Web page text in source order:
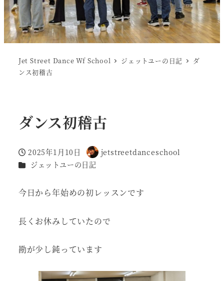
Jet Street Dance Wf School ジェットユーの日記
ダ
ンス初稽古
ダンス初稽古
投稿日
2025年1月10日
著
者
jetstreetdanceschool
カテゴリー
ジェットユーの日記
今日から年始めの初レッスンです
長くお休みしていたので
勘が少し鈍っています